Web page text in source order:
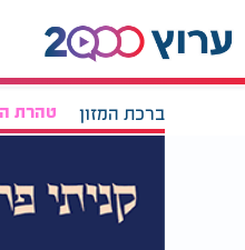
ברכת המזון טהרת